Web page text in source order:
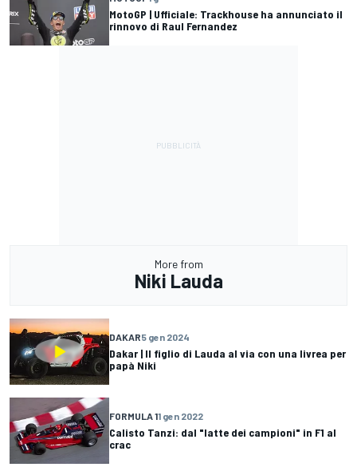
MotoGP | Ufficiale: Trackhouse ha annunciato il
rinnovo di Raul Fernandez
More from
Niki Lauda
DAKAR5 gen 2024
Dakar | Il figlio di Lauda al via con una livrea per
papà Niki
FORMULA 11 gen 2022
Calisto Tanzi: dal "latte dei campioni" in F1 al
crac